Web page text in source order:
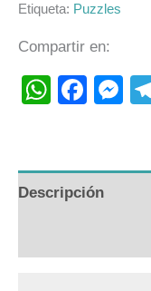
Etiqueta: Puzzles
Compartir en:
Descripción